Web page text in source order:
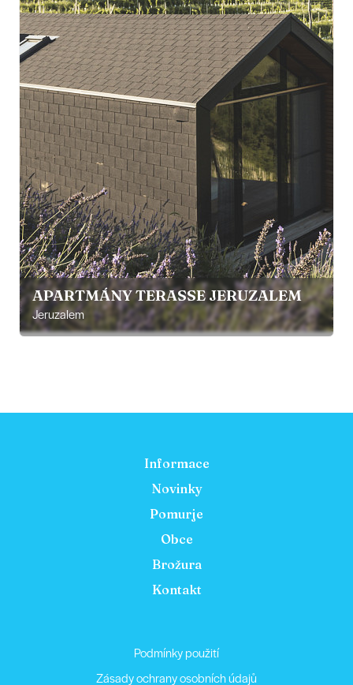
APARTMÁNY TERASSE JERUZALEM
Jeruzalem
Informace
Novinky
Pomurje
Obce
Brožura
Kontakt
Podmínky použití
Zásady ochrany osobních údajů